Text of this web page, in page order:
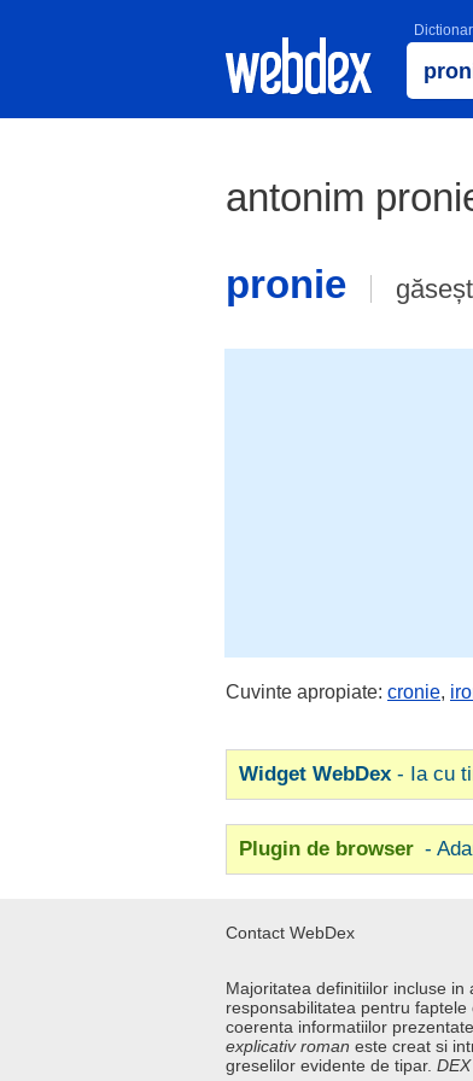
antonim
pronie
Cuvinte apropiate: cronie,
Widget WebDex - Ia cu
Plugin de browser -
Contact WebDex
Majoritatea definitiilor incluse in
responsabilitatea pentru
coerenta informatiilor
explicativ roman este creat si
greselilor evidente de tipar.